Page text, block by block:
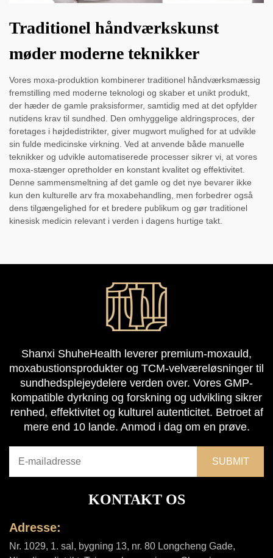
Traditionel håndværkskunst
møder moderne teknikker
Vores moxa-produktion kombinerer traditionel håndværksmæssig
fremstilling med moderne teknologi og skaber et unikt produkt,
der hæder de gamle praksisformer, samtidig med at det opfylder
nutidens krav til sundhed. Den omhyggelige aldringsproces, der
foretages i højdedistrikter, giver mugwort mulighed for at udvikle
sin fulde medicinske virkning. Ved at anvende både manuelle
teknikker og udvikle automatiserede processer sikrer vi, at vores
moxa-stænger opretholder en konstant kvalitet og effektivitet.
Denne sammensmeltning af det gamle og det nye bevarer ikke
kun den kulturelle arv fra moxabehandling, men forbedrer også
dens tilgængelighed for et bredere publikum og gør traditionel
kinesisk medicin relevant i verden i dagens hurtige takt.
Shanxi ShuheHealth leverer premium-moxauld,
moxabustionsprodukter og TCM-velværeløsninger til
sundhedsplejeydelere verden over. Vores GMP-
kompatible dyrkning og forskning og udvikling sikrer
renhed, effektivitet og kulturel autenticitet. Betroet af
mere end 10 lande. Anmod i dag om en prøve.
KONTAKT OS
Adresse:
Nr. 1029, 1. sal, bygning 13, nr. 80 Longcheng Gade,